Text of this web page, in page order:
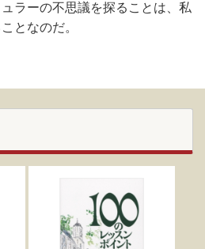
ラーの不思議を探ることは、私
となのだ。